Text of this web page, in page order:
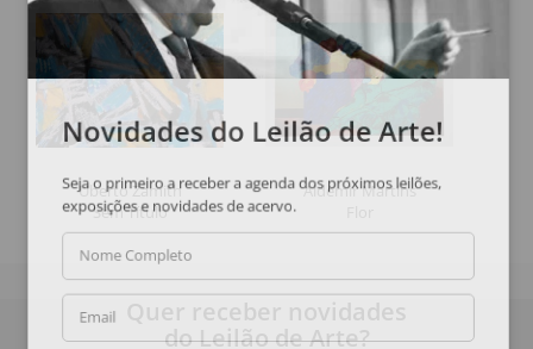
Uberto Zamith
Sem Título
Aldemir Martins
Novidades do Leilão de Arte!
Seja o primeiro a receber a agenda dos próximos leilões,
exposições e novidades de acervo.
Nome Completo
Email
do Leilão de Arte?